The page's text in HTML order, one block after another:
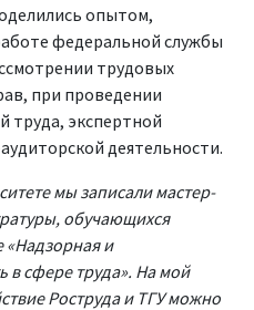
опытом,
федеральной службы
трудовых
при проведении
труда, экспертной
деятельности.
мы записали мастер-
обучающихся
и
в сфере труда». На мой
Роструда и ТГУ можно